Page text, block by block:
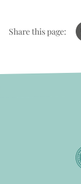
Share this page: